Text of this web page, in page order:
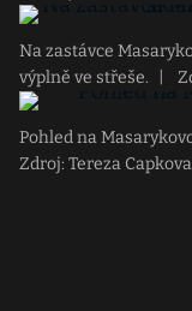
Na zastávce
výplně ve střeše.
Pohled na
Zdroj: Tereza Capkova